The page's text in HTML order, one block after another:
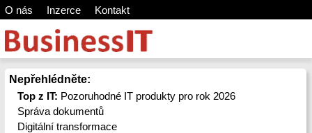
O nás Inzerce Kontakt
Nepřehlédněte:
Top z IT: Pozoruhodné IT produkty pro rok 2026
Správa dokumentů
Digitální transformace